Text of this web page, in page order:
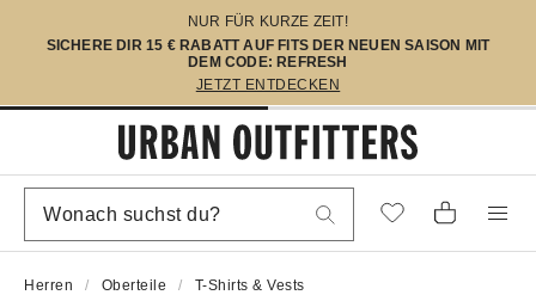
NUR FÜR KURZE ZEIT!
SICHERE DIR 15 € RABATT AUF FITS DER NEUEN SAISON MIT
DEM CODE: REFRESH
JETZT ENTDECKEN
Herren Oberteile T-Shirts & Vests